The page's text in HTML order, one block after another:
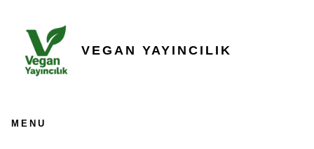
VEGAN YAYINCILIK
MENU